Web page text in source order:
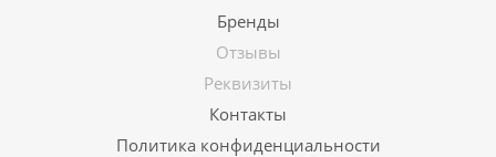
Бренды
Отзывы
Реквизиты
Контакты
Политика конфиденциальности